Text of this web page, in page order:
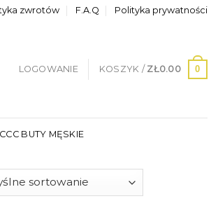
zwrotów F.A.Q Polityka prywatności
LOGOWANIE KOSZYK / ZŁ0.00 0
CCC BUTY MĘSKIE